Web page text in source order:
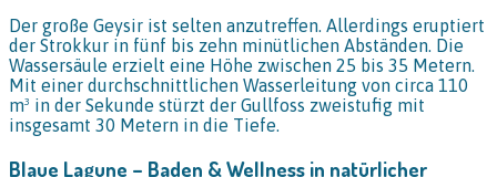
Der große Geysir ist selten anzutreffen. Allerdings eruptiert
der Strokkur in fünf bis zehn minütlichen Abständen. Die
Wassersäule erzielt eine Höhe zwischen 25 bis 35 Metern.
Mit einer durchschnittlichen Wasserleitung von circa 110
m³ in der Sekunde stürzt der Gullfoss zweistufig mit
insgesamt 30 Metern in die Tiefe.
Blaue Lagune – Baden & Wellness in natürlicher